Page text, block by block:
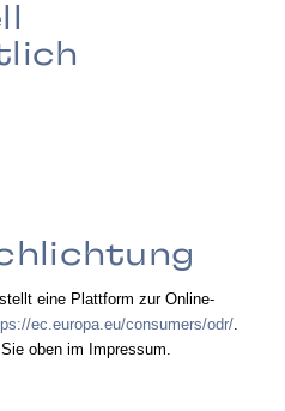
eine Plattform zur Online-
ec.europa.eu/consumers/odr/.
oben im Impressum.